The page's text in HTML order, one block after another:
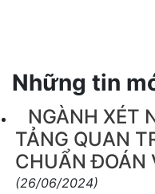
Những tin
NGÀNH XÉT
TẢNG QUAN
CHUẨN ĐOÁN
(26/06/2024)